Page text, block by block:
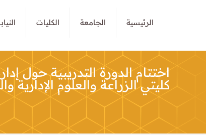
الرئيسية الجامعة الكليات
اختتام الدورة التدريبية
كليتي الزراعة والعلوم